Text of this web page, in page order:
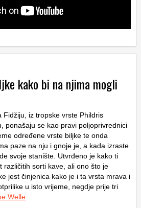
kako bi na njima mogli
Fidžiju, iz tropske vrste Phildris
ponašaju se kao pravi poljoprivrednici
određene vrste biljke te onda
paze na nju i gnoje je, a kada izraste
svoje stanište. Utvrđeno je kako ti
različitih sorti kave, ali ono što je
jest činjenica kako je i ta vrsta mrava i
u isto vrijeme, negdje prije tri
Welle